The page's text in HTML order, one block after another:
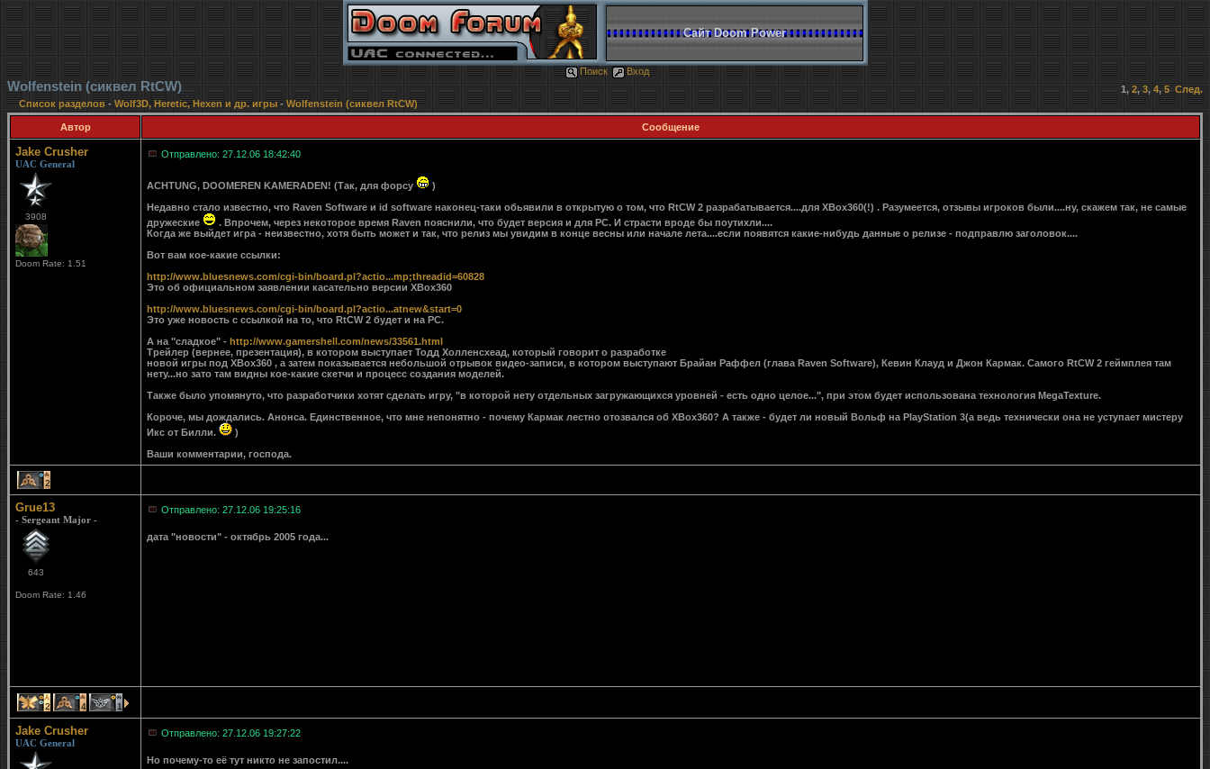
Сайт Doom Power
Поиск Вход
Wolfenstein (сиквел RtCW) 1, 2, 3, 4, 5 След.
Список разделов- Wolf3D, Heretic, Hexen и др. игры- Wolfenstein (сиквел RtCW)
Автор Сообщение
Jake Crusher
UAC General
3908
Doom Rate: 1.51
Отправлено: 27.12.06 18:42:40
ACHTUNG, DOOMEREN KAMERADEN! (Так, для форсу
)
Недавно стало известно, что Raven Software и id software наконец-таки обьявили в открытую о том, что RtCW 2 разрабатывается....для XBox360(!) . Разумеется, отзывы игроков были....ну, скажем так, не самые
дружеские
. Впрочем, через некоторое время Raven пояснили, что будет версия и для PC. И страсти вроде бы поутихли....
Когда же выйдет игра - неизвестно, хотя быть может и так, что релиз мы увидим в конце весны или начале лета....если появятся какие-нибудь данные о релизе - подправлю заголовок....
Вот вам кое-какие ссылки:
http://www.bluesnews.com/cgi-bin/board.pl?actio...mp;threadid=60828
Это об официальном заявлении касательно версии XBox360
http://www.bluesnews.com/cgi-bin/board.pl?actio...atnew&start=0
Это уже новость с ссылкой на то, что RtCW 2 будет и на PC.
А на "сладкое" - http://www.gamershell.com/news/33561.html
Трейлер (вернее, презентация), в котором выступает Тодд Холленсхеад, который говорит о разработке
новой игры под XBox360 , а затем показывается небольшой отрывок видео-записи, в котором выступают Брайан Раффел (глава Raven Software), Кевин Клауд и Джон Кармак. Самого RtCW 2 геймплея там
нету...но зато там видны кое-какие скетчи и процесс создания моделей.
Также было упомянуто, что разработчики хотят сделать игру, "в которой нету отдельных загружающихся уровней - есть одно целое...", при этом будет использована технология MegaTexture.
Короче, мы дождались. Анонса. Единственное, что мне непонятно - почему Кармак лестно отозвался об XBox360? А также - будет ли новый Вольф на PlayStation 3(а ведь технически она не уступает мистеру
Икс от Билли.
)
Ваши комментарии, господа.
2
Grue13
- Sergeant Major -
643
Doom Rate: 1.46
Отправлено: 27.12.06 19:25:16
дата "новости" - октябрь 2005 года...
2 4 1
Jake Crusher
UAC General
Отправлено: 27.12.06 19:27:22
Но почему-то её тут никто не запостил....